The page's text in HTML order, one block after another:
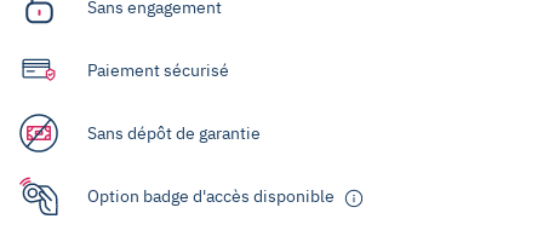
Sans engagement
Paiement sécurisé
Sans dépôt de garantie
Option badge d'accès disponible